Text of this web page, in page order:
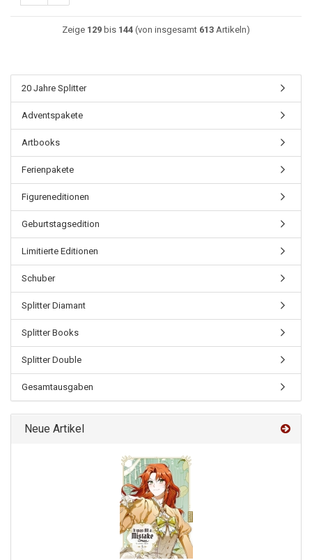
Zeige 129 bis 144 (von insgesamt 613 Artikeln)
20 Jahre Splitter
Adventspakete
Artbooks
Ferienpakete
Figureneditionen
Geburtstagsedition
Limitierte Editionen
Schuber
Splitter Diamant
Splitter Books
Splitter Double
Gesamtausgaben
Neue Artikel